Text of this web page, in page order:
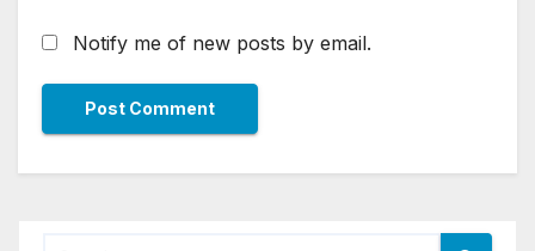
Notify me of new posts by email.